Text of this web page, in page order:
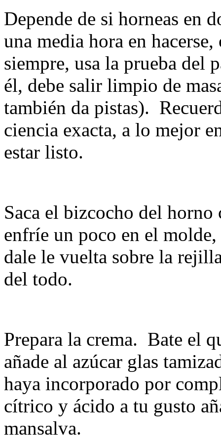
Depende de si horneas en
una media hora en
siempre, usa la prueba del
él, debe salir limpio de
también da pistas).
ciencia exacta, a lo mejor
estar listo.
Saca el bizcocho del horno
enfríe un poco en el
dale le vuelta sobre la
del todo.
Prepara la crema. Bate el
añade al azúcar glas
haya incorporado por
cítrico y ácido a tu gusto
mansalva.